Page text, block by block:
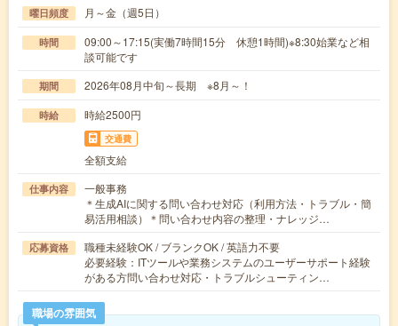
曜日頻度 月～金（週5日）
時間
09:00～17:15(実働7時間15分 休憩1時間)※8:30始業など相
談可能です
期間 2026年08月中旬～長期 ※8月～！
時給 時給2500円
交通費
全額支給
仕事内容
一般事務
＊生成AIに関する問い合わせ対応（利用方法・トラブル・簡
易活用相談）＊問い合わせ内容の整理・ナレッジ…
応募資格
職種未経験OK / ブランクOK / 英語力不要
必要経験：ITツールや業務システムのユーザーサポート経験
がある方問い合わせ対応・トラブルシューティン…
職場の雰囲気